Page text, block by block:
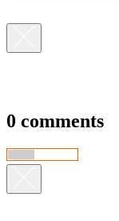
0 comments